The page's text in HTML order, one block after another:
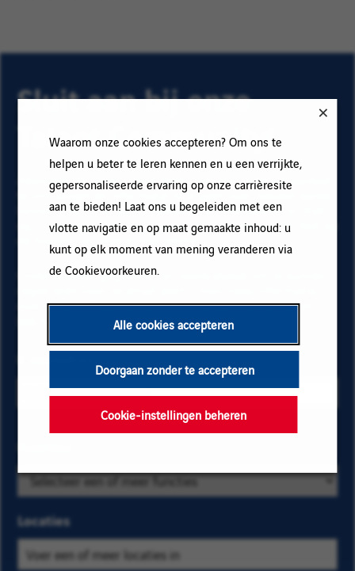
Waarom onze cookies accepteren? Om ons te
helpen u beter te leren kennen en u een verrijkte,
gepersonaliseerde ervaring op onze carrièresite
aan te bieden! Laat ons u begeleiden met een
vlotte navigatie en op maat gemaakte inhoud: u
kunt op elk moment van mening veranderen via
de Cookievoorkeuren.
Alle cookies accepteren
Doorgaan zonder te accepteren
Cookie-instellingen beheren
Sluit aan bij onze
Talent Community!
Abonneer op onze e-mail alerts om ons vacature aanbod
te ontvangen en informatie te krijgen over nieuwe banen
binnen Vinci. Vul uw e-mailadres en voorkeuren in. Klik
op "Toevoegen" en vervolgens op "Abonneren" en blijf op
de hoogte via onze e-mail alerts!
Onderstaande gegevens zijn noodzakelijk om te kunnen
over het beheer van uw gegevens en over uw rechten,
E-mailadres
bedrijfs- en
locatiecriteria
vacatures te
vinden die u
op
categorie
kies
Locaties